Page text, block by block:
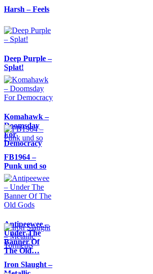
Harsh – Feels
Deep Purple –
Splat!
Komahawk –
Doomsday
For
Democracy
FB1964 –
Punk und so
Antipeewee –
Under The
Banner Of
The Old…
Iron Slaught –